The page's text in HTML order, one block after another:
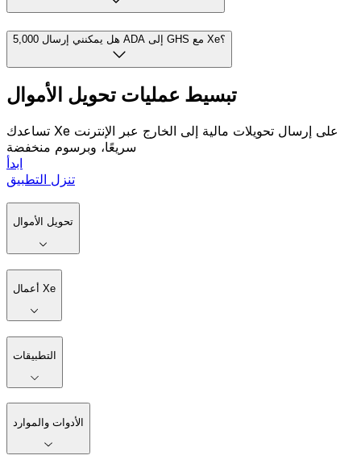
هل يمكنني إرسال 5,000 ADA إلى GHS مع Xe؟
تبسيط عمليات تحويل الأموال
تساعدك Xe على إرسال تحويلات مالية إلى الخارج عبر الإنترنت
سريعًا، وبرسوم منخفضة
ابدأ
تنزل التطبيق
تحويل الأموال
أعمال Xe
التطبيقات
الأدوات والموارد